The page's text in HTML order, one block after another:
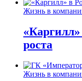
Жизнь в
роста
Жизнь в